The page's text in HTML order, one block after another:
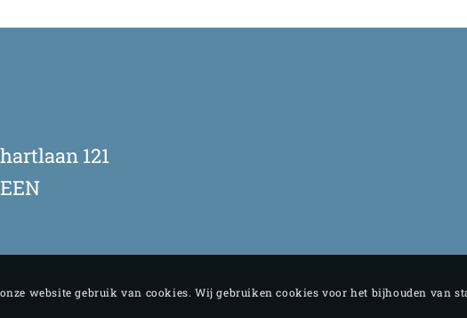
121
website gebruik van cookies. Wij gebruiken cookies voor het bijhouden van